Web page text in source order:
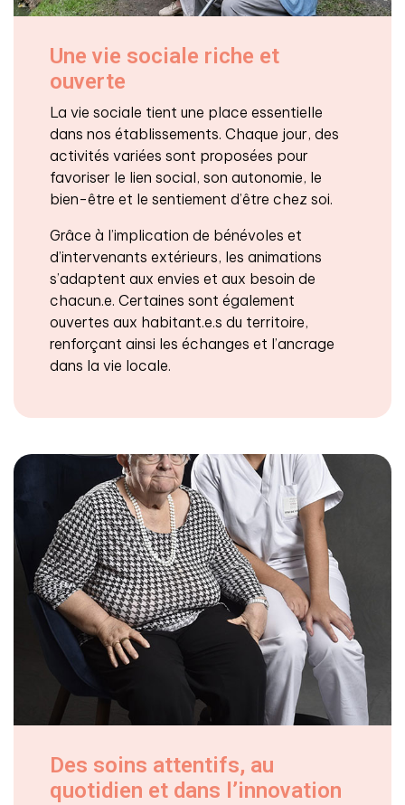
Une vie sociale riche et
ouverte
La vie sociale tient une place essentielle
dans nos établissements. Chaque jour, des
activités variées sont proposées pour
favoriser le lien social, son autonomie, le
bien-être et le sentiement d’être chez soi.
Grâce à l’implication de bénévoles et
d’intervenants extérieurs, les animations
s’adaptent aux envies et aux besoin de
chacun.e. Certaines sont également
ouvertes aux habitant.e.s du territoire,
renforçant ainsi les échanges et l’ancrage
dans la vie locale.
Des soins attentifs, au
quotidien et dans l’innovation